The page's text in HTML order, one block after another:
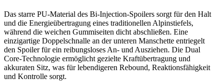
Das starre PU-Material des Bi-Injection-Spoilers sorgt für den Halt
und die Energieübertragung eines traditionellen Alpinstiefels,
während die weichen Gummiseiten dicht abschließen. Eine
einzigartige Doppelschnalle an der unteren Manschette entriegelt
den Spoiler für ein reibungsloses An- und Ausziehen. Die Dual
Core-Technologie ermöglicht gezielte Kraftübertragung und
akkuraten Sitz, was für lebendigeren Rebound, Reaktionsfähigkeit
und Kontrolle sorgt.